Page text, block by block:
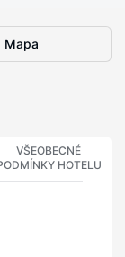
Mapa
VŠEOBECNÉ
HOTELU